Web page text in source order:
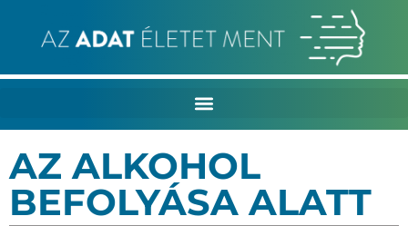
AZ ALKOHOL
BEFOLYÁSA ALATT